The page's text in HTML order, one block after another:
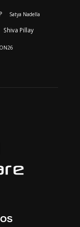
Satya Nadella
Shiva Pillay